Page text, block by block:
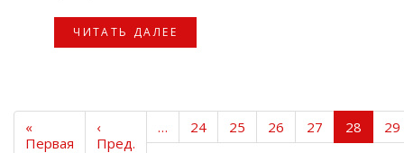
ЧИТАТЬ ДАЛЕЕ
«
Первая
‹
Пред.
… 24 25 26 27 28 29